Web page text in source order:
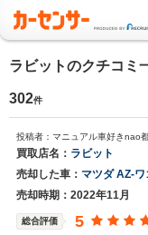
ラビットのクチコミ
302件
投稿者：マニュアル車好きnao
買取店名： ラビット
売却した車： マツダ AZ-ワ
売却時期：2022年11月
総合評価 5